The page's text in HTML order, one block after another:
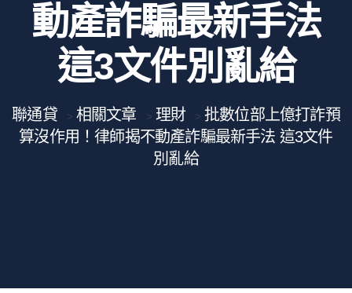
動產詐騙最新手法
這3文件別亂給
聯通貸 > 相關文章 > 理財 > 批數位部上億打詐預
算沒作用！律師揭不動產詐騙最新手法 這3文件
別亂給